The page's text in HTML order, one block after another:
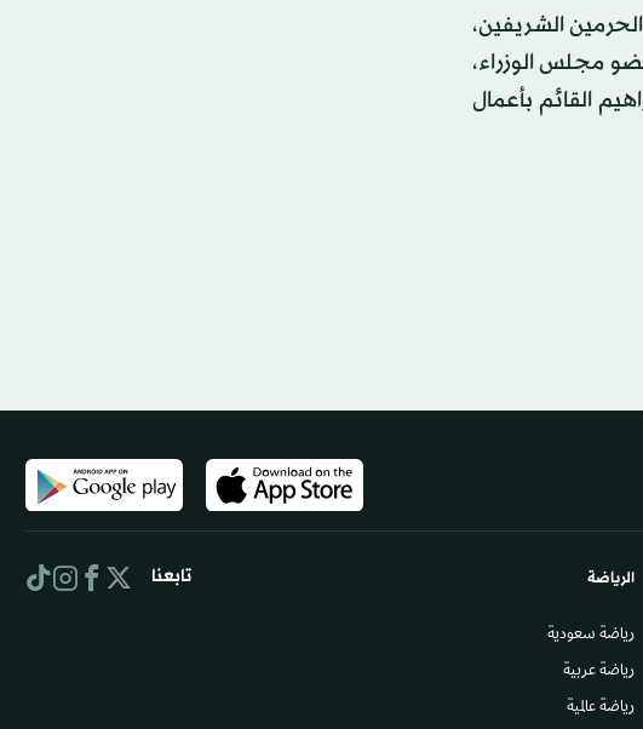
الشريفين،
مجلس الوزراء،
القائم بأعمال
الرياضة
رياضة سعودية
رياضة عربية
رياضة عالمية
تابعنا